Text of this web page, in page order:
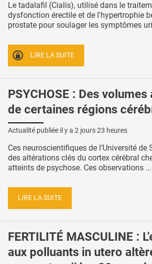
Le tadalafil (Cialis), utilisé dans le
dysfonction érectile et de l'hypertrophie
prostate pour soulager les symptômes
LIRE LA SUITE
PSYCHOSE : Des
de certaines régions
Actualité publiée il y a 2 jours 23 heures
Ces neuroscientifiques de l’Université de
des altérations clés du cortex cérébral
atteints de psychose. Ces observations ...
LIRE LA SUITE
FERTILITÉ MASCULINE :
aux polluants in utero